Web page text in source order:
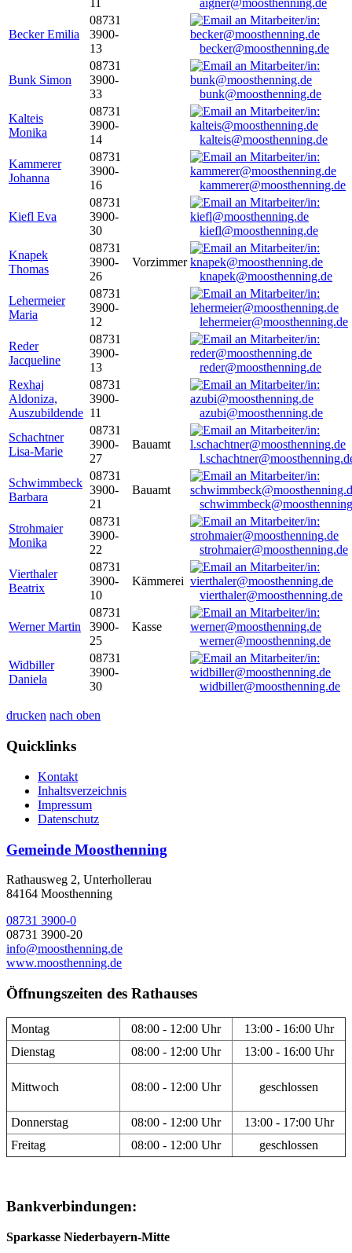
aigner@moosthenning.de
Becker Emilia
08731
3900-
13
becker@moosthenning.de
Bunk Simon
08731
3900-
33
bunk@moosthenning.de
Kalteis
Monika
08731
3900-
14
kalteis@moosthenning.de
Kammerer
Johanna
08731
3900-
16
kammerer@moosthenning.de
Kiefl Eva
08731
3900-
30
kiefl@moosthenning.de
Knapek
Thomas
08731
3900-
26
Vorzimmer
knapek@moosthenning.de
Lehermeier
Maria
08731
3900-
12
lehermeier@moosthenning.de
Reder
Jacqueline
08731
3900-
13
reder@moosthenning.de
Rexhaj
Aldoniza,
Auszubildende
08731
3900-
11
azubi@moosthenning.de
Schachtner
Lisa-Marie
08731
3900-
27
Bauamt
Schwimmbeck
Barbara
08731
3900-
21
Bauamt
Strohmaier
Monika
08731
3900-
22
strohmaier@moosthenning.de
Vierthaler
Beatrix
08731
3900-
10
Kämmerei
vierthaler@moosthenning.de
Werner Martin
08731
3900-
25
Kasse
werner@moosthenning.de
Widbiller
Daniela
08731
3900-
30
widbiller@moosthenning.de
drucken nach oben
Quicklinks
Kontakt
Inhaltsverzeichnis
Impressum
Datenschutz
Gemeinde Moosthenning
Rathausweg 2, Unterhollerau
84164 Moosthenning
08731 3900-0
08731 3900-20
info@moosthenning.de
www.moosthenning.de
Öffnungszeiten des Rathauses
Montag 08:00 - 12:00 Uhr
13:00 - 16:00 Uhr
Dienstag
08:00 - 12:00 Uhr 13:00 - 16:00 Uhr
Mittwoch 08:00 - 12:00 Uhr geschlossen
Donnerstag 08:00 - 12:00 Uhr
13:00 - 17:00 Uhr
Freitag
08:00 - 12:00 Uhr geschlossen
Bankverbindungen:
Sparkasse Niederbayern-Mitte